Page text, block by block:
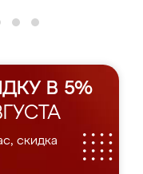
В 5%
скидка